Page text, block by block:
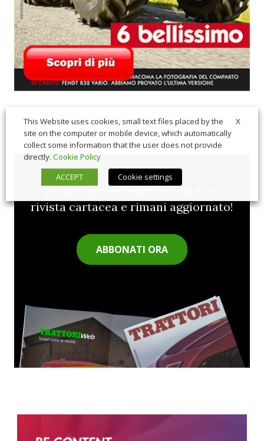
Sfoglia comodamente la nostra
rivista cartacea e rimani aggiornato!
ABBONATI ORA
X
This Website uses cookies, small text files placed by the
site on the computer or mobile device, which automatically
collect some information that the user does not provide
directly. Cookie Policy
ACCEPT
Cookie settings